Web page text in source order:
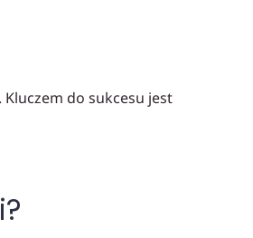
do sukcesu jest